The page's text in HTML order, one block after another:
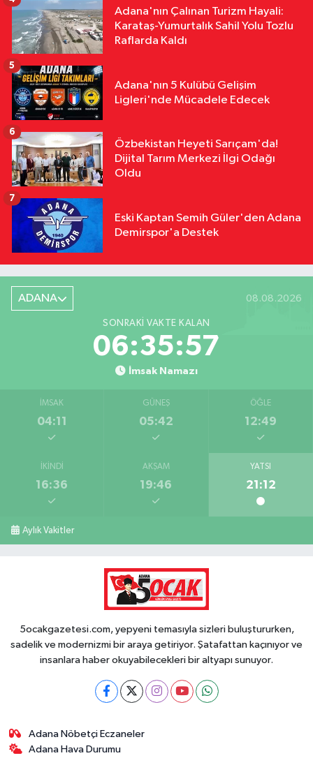
Adana'nın Çalınan Turizm Hayali:
Karataş-Yumurtalık Sahil Yolu Tozlu
Raflarda Kaldı
Adana'nın 5 Kulübü Gelişim
Ligleri'nde Mücadele Edecek
5
Özbekistan Heyeti Sarıçam'da!
Dijital Tarım Merkezi İlgi Odağı
Oldu
6
Eski Kaptan Semih Güler'den Adana
Demirspor'a Destek
7
ADANA 08.08.2026
SONRAKI VAKTE KALAN
06:35:57
İmsak Namazı
İMSAK
04:11
GÜNEŞ
05:42
ÖĞLE
12:49
İKINDI
16:36
AKŞAM
19:46
YATSI
21:12
Aylık Vakitler
5ocakgazetesi.com, yepyeni temasıyla sizleri buluştururken,
sadelik ve modernizmi bir araya getiriyor. Şatafattan kaçınıyor ve
insanlara haber okuyabilecekleri bir altyapı sunuyor.
Adana Nöbetçi Eczaneler
Adana Hava Durumu